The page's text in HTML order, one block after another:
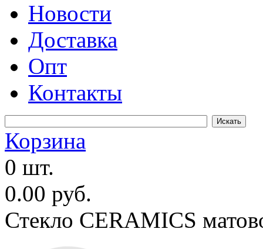
Новости
Доставка
Опт
Контакты
Корзина
0 шт.
0.00 руб.
Стекло CERAMICS